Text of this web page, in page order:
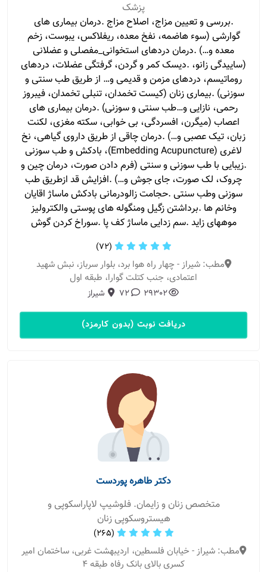
پزشک
.بررسی و تعیین مزاج، اصلاح مزاج .درمان بیماری های
گوارشی (سوء هاضمه، نفخ معده، ریفلاکس، یبوست، زخم
معده و…) .درمان دردهای استخوانی_مفصلی و عضلانی
(ساییدگی زانو، .دیسک کمر و گردن، گرفتگی عضلات، دردهای
روماتیسم، دردهای مزمن و قدیمی و… از طریق طب سنتی و
سوزنی) .بیماری زنان (کیست تخمدان، تنبلی تخمدان، فیبروز
رحمی، نازایی و…طب سنتی و سوزنی) .درمان بیماری های
اعصاب (میگرن، افسردگی، بی خوابی، سکته مغزی، لکنت
زبان، تیک عصبی و…) .درمان چاقی از طریق داروی گیاهی، نخ
لاغری (Embedding Acupuncture)، بادکش و طب سوزنی
.زیبایی با طب سوزنی و سنتی (فرم دادن صورت، درمان چین و
چروک، لک صورت، جای جوش و…) .افزایش قد ازطریق طب
سوزنی وطب سنتی .حجامت زالودرمانی بادکش ماساژ اقایان
وخانم ها .برداشتن زگیل ومنگوله های پوستی والکترولیز
موههای زاید .سم زدایی ماساژ کف پا .سوراخ کردن گوش
(72)
مطب: شیراز - چهار راه هوا برد، بلوار سرباز، نبش شهید
اعتمادی، جنب کتلت گوارا، طبقه اول
29302
72 شیراز
دریافت نوبت (بدون کارمزد)
دکتر طاهره پوردست
متخصص زنان و زایمان. فلوشیپ لاپاراسکوپی و
هیستروسکوپی زنان
(265)
مطب: شیراز - خیابان فلسطین، اردیبهشت غربی، ساختمان امیر
کسری بالای بانک رفاه طبقه 4